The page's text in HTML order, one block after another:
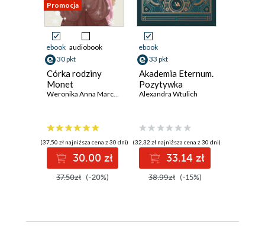
Promocja
ebook audiobook
30 pkt
Córka rodziny
Monet
Weronika Anna Marczak
(37,50 zł najniższa cena z 30 dni)
30.00 zł
37.50zł (-20%)
ebook
33 pkt
Akademia Eternum.
Pozytywka
Alexandra Wtulich
(32,32 zł najniższa cena z 30 dni)
33.14 zł
38.99zł (-15%)